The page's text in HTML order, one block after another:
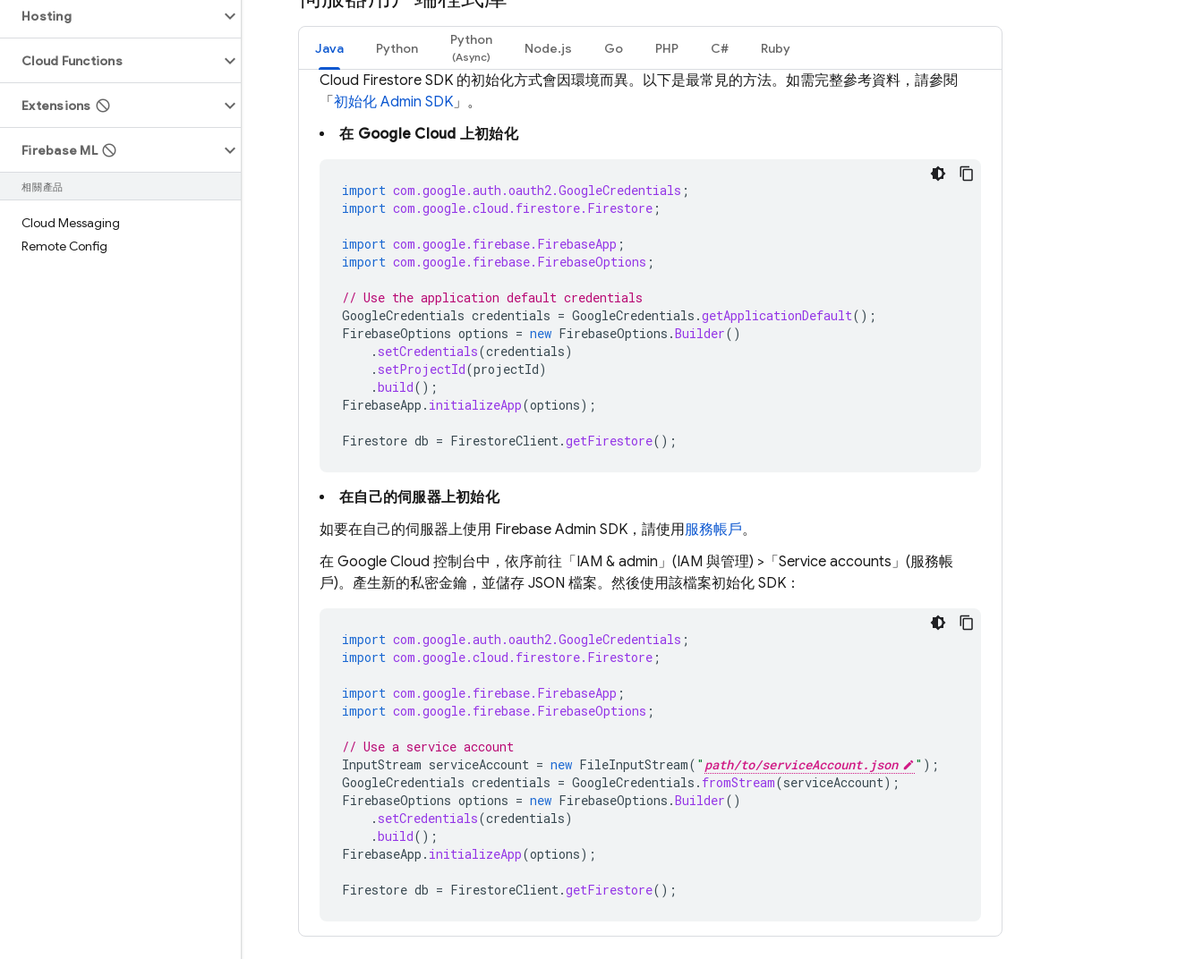
Hosting
Cloud Functions
Extensions
Firebase ML
相關產品
Cloud Messaging
Remote Config
Java Python
Python
Node.js Go PHP C# Ruby
Cloud Firestore SDK 的初始化方式會因環境而異。以下是最常見的方法。如需完整參考資料，請參閱
「 初始化 Admin SDK」。
在 Google Cloud 上初始化
import com.google.auth.oauth2.GoogleCredentials ;
import com.google.cloud.firestore.Firestore ;
import com.google.firebase.FirebaseApp ;
import com.google.firebase.FirebaseOptions ;
// Use the application default credentials
GoogleCredentials credentials = GoogleCredentials .getApplicationDefault();
FirebaseOptions options = new FirebaseOptions .Builder()
. setCredentials(credentials)
. setProjectId(projectId)
.build();
FirebaseApp . initializeApp(options);
Firestore db = FirestoreClient.getFirestore();
在自己的伺服器上初始化
如要在自己的伺服器上使用 Firebase Admin SDK，請使用服務帳戶。
在 Google Cloud 控制台中，依序前往「IAM & admin」(IAM 與管理) >「Service accounts」(服務帳
戶)。產生新的私密金鑰，並儲存 JSON 檔案。然後使用該檔案初始化 SDK：
import com.google.auth.oauth2.GoogleCredentials ;
import com.google.cloud.firestore.Firestore ;
import com.google.firebase.FirebaseApp ;
import com.google.firebase.FirebaseOptions ;
// Use a service account
InputStream serviceAccount = new FileInputStream( " path/to/serviceAccount.json " );
GoogleCredentials credentials = GoogleCredentials . fromStream(serviceAccount);
FirebaseOptions options = new FirebaseOptions .Builder()
. setCredentials(credentials)
.build();
FirebaseApp . initializeApp(options);
Firestore db = FirestoreClient.getFirestore();